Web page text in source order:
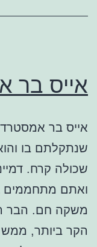
אייס בר
שנתקלתם בו
שכולה קרח.
ואתם מתחממים
משקה חם. הבר
הקר ביותר,